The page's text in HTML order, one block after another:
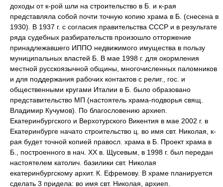
доходы от к-рой шли на строительство в Б. и к-рая
представляла собой почти точную копию храма в Б. (снесена в
1930). В 1937 г. с согласия правительства СССР и в результате
ряда судебных разбирательств произошло отторжение
принадлежавшего ИППО недвижимого имущества в пользу
муниципальных властей Б. В мае 1998 г. для окормления
местной русскоязычной общины, многочисленных паломников
и для поддержания рабочих контактов с религ., гос. и
общественными кругами Италии в Б. было образовано
представительство МП (настоятель храма-подворья свящ.
Владимир Кучумов). По благословению архиеп.
Екатеринбургского и Верхотурского Викентия в мае 2002 г. в
Екатеринбурге начато строительство ц. во имя свт. Николая, к-
рая будет точной копией правосл. храма в Б. Проект храма в
Б., построенного в нач. ХХ в. Щусевым, в 1998 г. был передан
настоятелем католич. базилики свт. Николая
екатеринбургскому архит. К. Ефремову. В храме планируется
сделать 3 придела: во имя свт. Николая, архиеп.